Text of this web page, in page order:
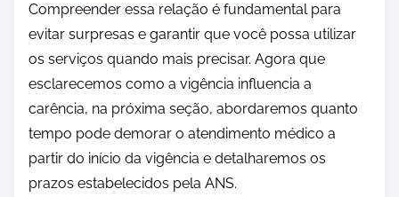
Compreender essa relação é fundamental para
evitar surpresas e garantir que você possa utilizar
os serviços quando mais precisar. Agora que
esclarecemos como a vigência influencia a
carência, na próxima seção, abordaremos quanto
tempo pode demorar o atendimento médico a
partir do início da vigência e detalharemos os
prazos estabelecidos pela ANS.